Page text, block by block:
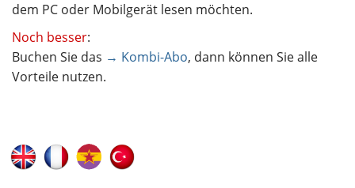
dem PC oder Mobilgerät lesen möchten.
Noch besser:
Buchen Sie das → Kombi-Abo, dann können Sie alle
Vorteile nutzen.